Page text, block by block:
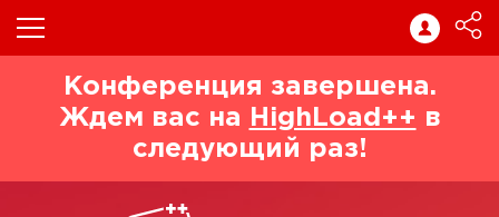
Конференция завершена.
Ждем вас на
HighLoad++ в
следующий раз!